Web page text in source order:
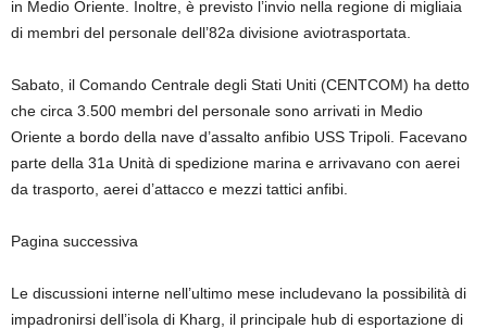
in Medio Oriente. Inoltre, è previsto l’invio nella regione di migliaia
di membri del personale dell’82a divisione aviotrasportata.
Sabato, il Comando Centrale degli Stati Uniti (CENTCOM) ha detto
che circa 3.500 membri del personale sono arrivati ​​in Medio
Oriente a bordo della nave d’assalto anfibio USS Tripoli. Facevano
parte della 31a Unità di spedizione marina e arrivavano con aerei
da trasporto, aerei d’attacco e mezzi tattici anfibi.
Pagina successiva
Le discussioni interne nell’ultimo mese includevano la possibilità di
impadronirsi dell’isola di Kharg, il principale hub di esportazione di